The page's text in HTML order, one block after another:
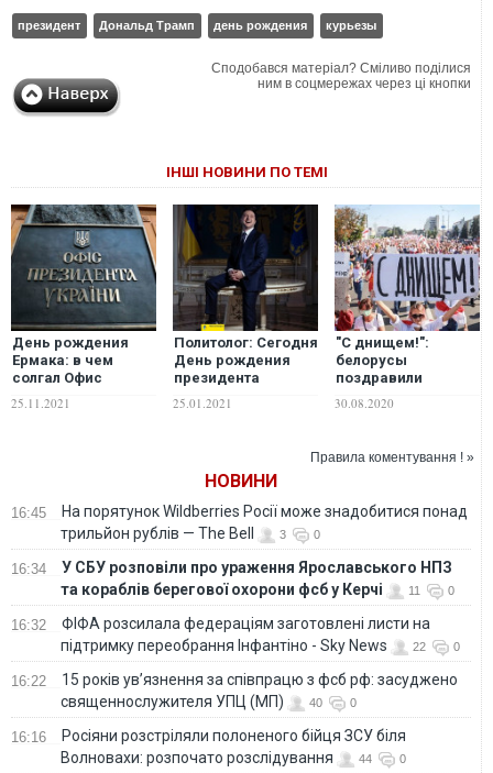
президент Дональд Трамп день рождения курьезы
Сподобався матеріал? Сміливо поділися
ним в соцмережах через ці кнопки
ІНШІ НОВИНИ ПО ТЕМІ
День рождения
Ермака: в чем
солгал Офис
ли Зеленский в
25.11.2021
Политолог: Сегодня
День рождения
президента
радуется жизни
25.01.2021
"С днищем!":
белорусы
поздравили
кричалками "С
сдох!" и принесли
ФОТО. ВИДЕО
30.08.2020
Правила коментування ! »
НОВИНИ
16:45
На порятунок Wildberries Росії може знадобитися понад
трильйон рублів — The Bell
3 0
16:34
У СБУ розповіли про ураження Ярославського НПЗ
та кораблів берегової охорони фсб у Керчі
11 0
16:32
ФІФА розсилала федераціям заготовлені листи на
підтримку переобрання Інфантіно - Sky News
22 0
16:22
15 років ув’язнення за співпрацю з фсб рф: засуджено
священнослужителя УПЦ (МП)
40 0
16:16
Росіяни розстріляли полоненого бійця ЗСУ біля
Волновахи: розпочато розслідування
44 0